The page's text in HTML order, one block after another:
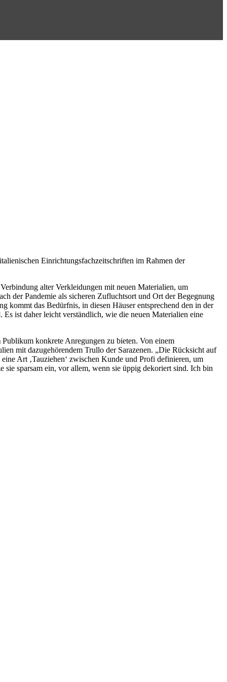
Einrichtungsfachzeitschriften im Rahmen der
alter Verkleidungen mit neuen Materialien, um
der Pandemie als sicheren Zufluchtsort und Ort der Begegnung
kommt das Bedürfnis, in diesen Häuser entsprechend den in der
ist daher leicht verständlich, wie die neuen Materialien eine
konkrete Anregungen zu bieten. Von einem
mit dazugehörendem Trullo der Sarazenen. „Die Rücksicht auf
Art ‚Tauziehen‘ zwischen Kunde und Profi definieren, um
sparsam ein, vor allem, wenn sie üppig dekoriert sind. Ich bin